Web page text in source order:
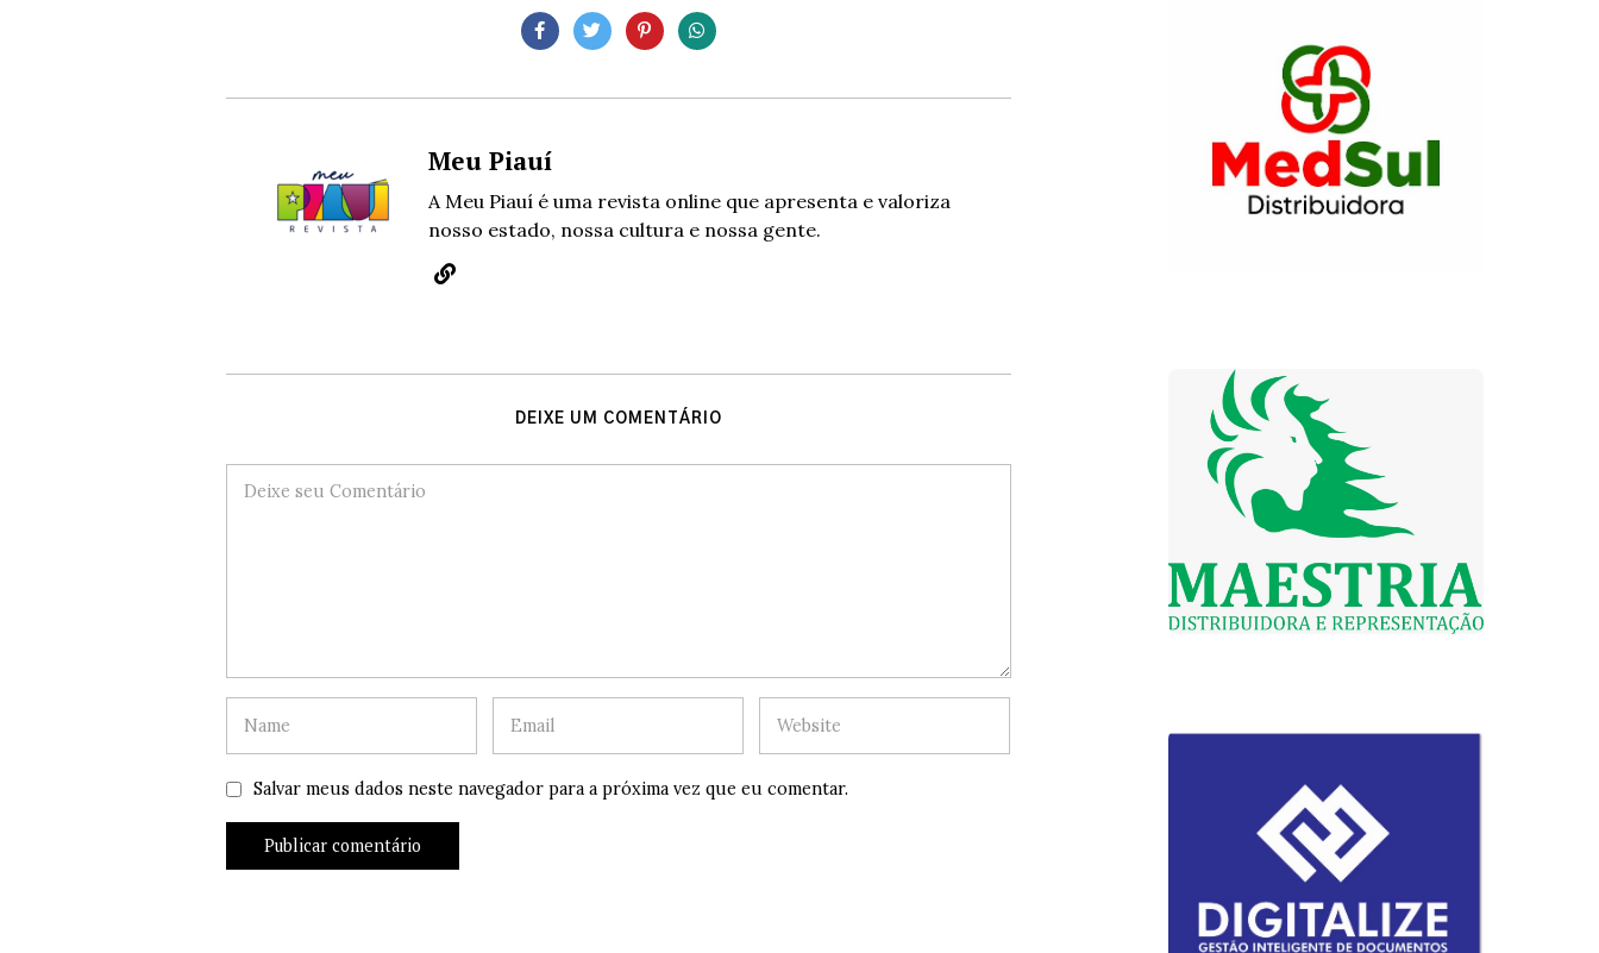
Meu Piauí
A Meu Piauí é uma revista online que apresenta e valoriza
nosso estado, nossa cultura e nossa gente.
DEIXE UM COMENTÁRIO
Salvar meus dados neste navegador para a próxima vez que eu comentar.